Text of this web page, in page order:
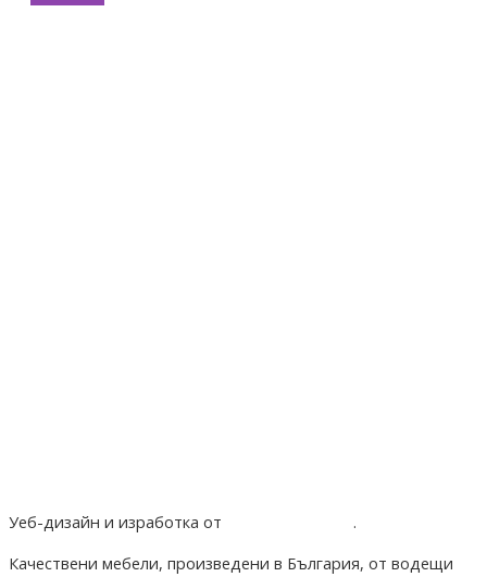
Уеб-дизайн и изработка от
.
Качествени мебели, произведени в България, от водещи